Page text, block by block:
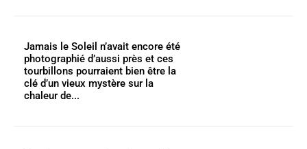
Jamais le Soleil n’avait encore été
photographié d’aussi près et ces
tourbillons pourraient bien être la
clé d’un vieux mystère sur la
chaleur de...